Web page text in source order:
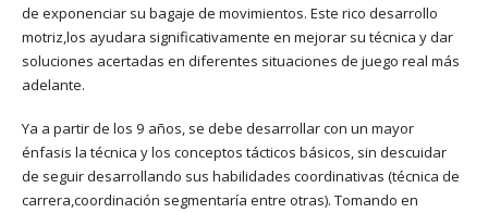
de exponenciar su bagaje de movimientos. Este rico desarrollo
motriz,los ayudara significativamente en mejorar su técnica y dar
soluciones acertadas en diferentes situaciones de juego real más
adelante.
Ya a partir de los 9 años, se debe desarrollar con un mayor
énfasis la técnica y los conceptos tácticos básicos, sin descuidar
de seguir desarrollando sus habilidades coordinativas (técnica de
carrera,coordinación segmentaría entre otras). Tomando en